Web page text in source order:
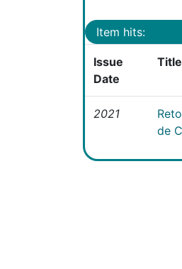
Item hits:
Issue
Date
Title
2021
de